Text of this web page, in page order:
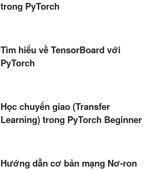
trong PyTorch
Tìm hiểu về TensorBoard với
PyTorch
Học chuyển giao (Transfer
Learning) trong PyTorch Beginner
Hướng dẫn cơ bản mạng Nơ-ron